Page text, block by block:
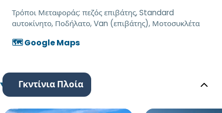
Τρόποι Μεταφοράς: πεζός επιβάτης, Standard
αυτοκίνητο, Ποδήλατο, Van (επιβάτης), Μοτοσυκλέτα
🗺️ Google Maps
Γκντίνια Πλοία